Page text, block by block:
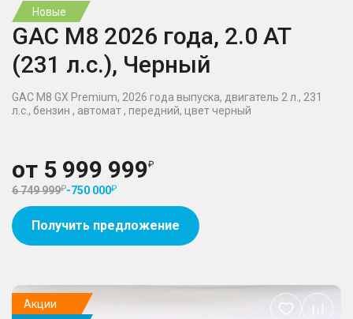
Новые
GAC M8 2026 года, 2.0 AT
(231 л.с.), Черный
GAC M8 GX Premium, 2026 года выпуска, двигатель 2 л., 231
л.с., бензин , автомат , передний, цвет черный
от 5 999 999
6 749 999 -750 000
Получить предложение
Акции
Добавить